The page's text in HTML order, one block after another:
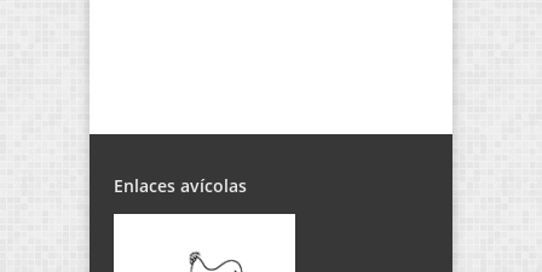
Enlaces avícolas